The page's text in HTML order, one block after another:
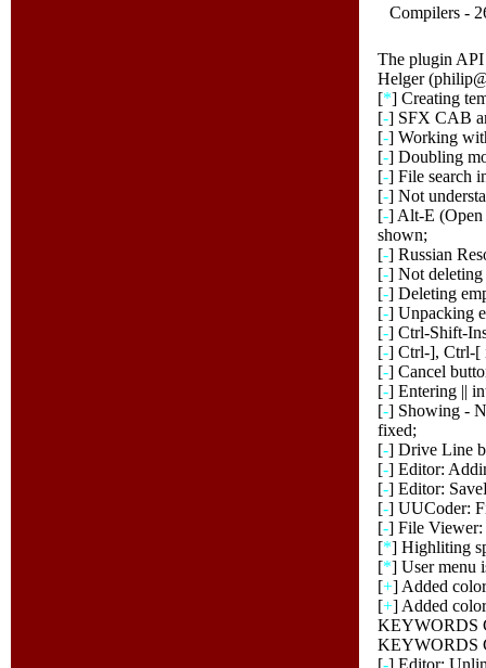
Compilers -
The plugin API
Helger
[*] Creating
[-] SFX CAB
[-] Working
[-] Doubling
[-] File search
[-] Not
[-] Alt-E (Open
shown;
[-] Russian
[-] Not
[-] Deleting
[-] Unpacking
[-] Ctrl-Shift-
[-] Ctrl-], Ctrl-[
[-] Cancel
[-] Entering ||
[-] Showing -
fixed;
[-] Drive Line
[-] Editor:
[-] Editor:
[-] UUCoder:
[-] File
[*] Highliting
[*] User menu
[+] Added
[+] Added
KEYWORDS
KEYWORDS